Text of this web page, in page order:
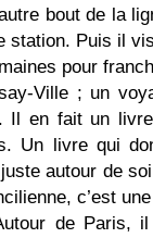
bout de la
station. Puis il
pour
Ville ; un
Il en fait un
Un livre qui
autour de
c’est
de Paris,